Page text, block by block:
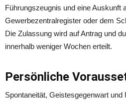
Führungszeugnis und eine Auskunft
Gewerbezentralregister oder dem
Die Zulassung wird auf Antrag und
innerhalb weniger Wochen erteilt.
Persönliche
Spontaneität, Geistesgegenwart und